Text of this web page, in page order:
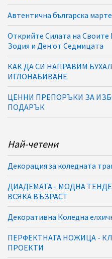
Автентична българска
Открийте Силата на
Зодия и Ден от Седмицата
КАК ДА СИ НАПРАВИМ
ИГЛОНАБИВАНЕ
ЦЕННИ ПРЕПОРЪКИ ЗА
ПОДАРЪК
Най-четени
Декорация за коледната
ДИАДЕМАТА - МОДНА
ВСЯКА ВЪЗРАСТ
Декоративна Коледна
ПЕРФЕКТНАТА НОЖИЦА -
ПРОЕКТИ